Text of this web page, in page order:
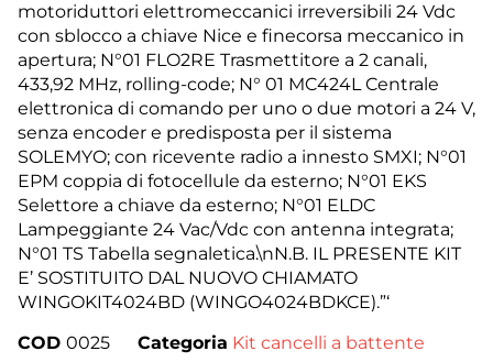
motoriduttori elettromeccanici irreversibili 24 Vdc
con sblocco a chiave Nice e finecorsa meccanico in
apertura; N°01 FLO2RE Trasmettitore a 2 canali,
433,92 MHz, rolling-code; N° 01 MC424L Centrale
elettronica di comando per uno o due motori a 24 V,
senza encoder e predisposta per il sistema
SOLEMYO; con ricevente radio a innesto SMXI; N°01
EPM coppia di fotocellule da esterno; N°01 EKS
Selettore a chiave da esterno; N°01 ELDC
Lampeggiante 24 Vac/Vdc con antenna integrata;
N°01 TS Tabella segnaletica.\nN.B. IL PRESENTE KIT
E’ SOSTITUITO DAL NUOVO CHIAMATO
WINGOKIT4024BD (WINGO4024BDKCE).”‘
COD 0025 Categoria Kit cancelli a battente